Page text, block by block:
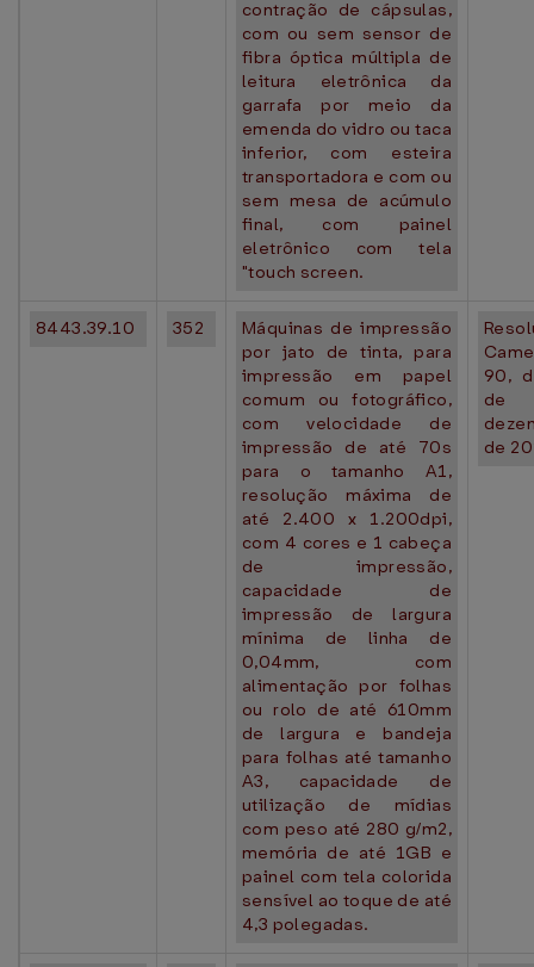
contração de cápsulas,
com ou sem sensor de
fibra óptica múltipla de
leitura eletrônica da
garrafa por meio da
emenda do vidro ou taca
inferior, com esteira
transportadora e com ou
sem mesa de acúmulo
final, com painel
eletrônico com tela
"touch screen.
8443.39.10 352
Máquinas de impressão
por jato de tinta, para
impressão em papel
comum ou fotográfico,
com velocidade de
impressão de até 70s
para o tamanho A1,
resolução máxima de
até 2.400 x 1.200dpi,
com 4 cores e 1 cabeça
de impressão,
capacidade de
impressão de largura
mínima de linha de
0,04mm, com
alimentação por folhas
ou rolo de até 610mm
de largura e bandeja
para folhas até tamanho
A3, capacidade de
utilização de mídias
com peso até 280 g/m2,
memória de até 1GB e
painel com tela colorida
sensível ao toque de até
4,3 polegadas.
90,
de
de